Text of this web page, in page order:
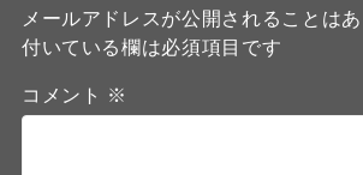
メールアドレスが公開されることはあ
付いている欄は必須項目です
コメント ※